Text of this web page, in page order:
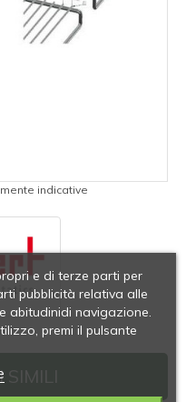
indicative
e di terze parti per
pubblicità relativa alle
abitudinidi navigazione.
premi il pulsante